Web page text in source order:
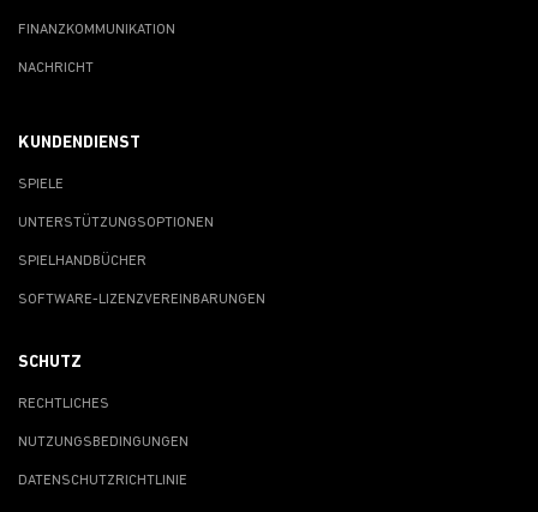
FINANZKOMMUNIKATION
NACHRICHT
KUNDENDIENST
SPIELE
UNTERSTÜTZUNGSOPTIONEN
SPIELHANDBÜCHER
SOFTWARE-LIZENZVEREINBARUNGEN
SCHUTZ
RECHTLICHES
NUTZUNGSBEDINGUNGEN
DATENSCHUTZRICHTLINIE